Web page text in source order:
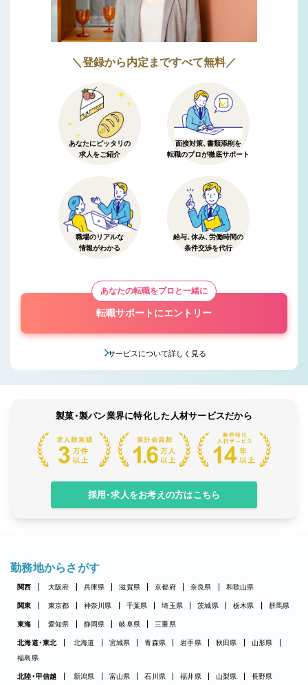
＼登録から内定まですべて無料／
あなたにピッタリの
求人をご紹介
面接対策、書類添削を
転職のプロが徹底サポート
職場のリアルな
情報がわかる
給与、休み、労働時間の
条件交渉を代行
あなたの転職をプロと一緒に
転職サポートにエントリー
サービスについて詳しく見る
製菓・製パン業界に特化した人材サービスだから
採用・求人をお考えの方はこちら
勤務地からさがす
関西 大阪府 兵庫県 滋賀県 京都府 奈良県 和歌山県
関東 東京都 神奈川県 千葉県 埼玉県 茨城県 栃木県 群馬県
東海 愛知県 静岡県 岐阜県 三重県
北海道・東北 北海道 宮城県 青森県 岩手県 秋田県
山形県
福島県
北陸・甲信越 新潟県 富山県 石川県 福井県 山梨県 長野県